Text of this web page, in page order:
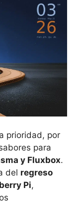
prioridad, por
para
y Fluxbox.
del regreso
Pi,